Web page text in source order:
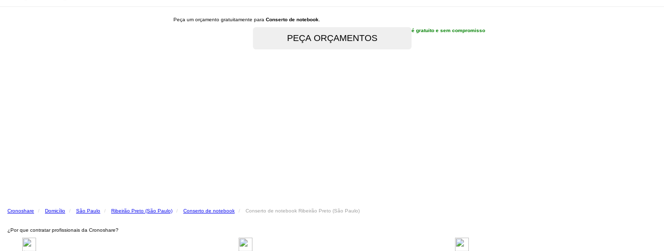
Peça um orçamento gratuitamente para Conserto de notebook
é gratuito e sem compromisso
Cronoshare Domicílio São Paulo Ribeirão Preto (São Paulo) Conserto de notebook Conserto de notebook Ribeirão Preto (São Paulo)
¿Por que contratar profissionais da Cronoshare?